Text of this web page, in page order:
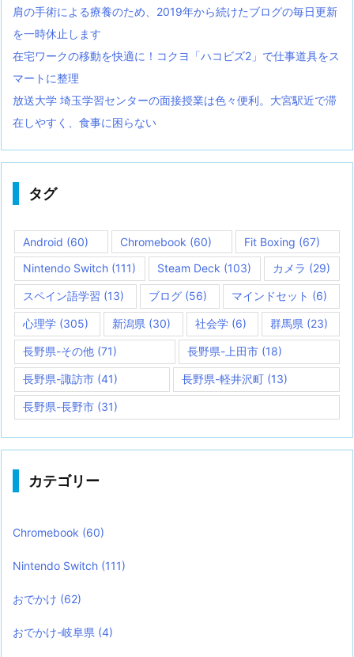
肩の手術による療養のため、2019年から続けたブログの毎日更新
を一時休止します
在宅ワークの移動を快適に！コクヨ「ハコビズ2」で仕事道具をス
マートに整理
放送大学 埼玉学習センターの面接授業は色々便利。大宮駅近で滞
在しやすく、食事に困らない
タグ
Android (60) Chromebook (60) Fit Boxing (67)
Nintendo Switch (111) Steam Deck (103) カメラ (29)
スペイン語学習 (13) ブログ (56) マインドセット (6)
心理学 (305) 新潟県 (30) 社会学(6) 群馬県 (23)
長野県-その他 (71) 長野県-上田市(18)
長野県-諏訪市 (41) 長野県-軽井沢町 (13)
長野県-長野市 (31)
カテゴリー
Chromebook (60)
Nintendo Switch (111)
おでかけ (62)
おでかけ-岐阜県 (4)